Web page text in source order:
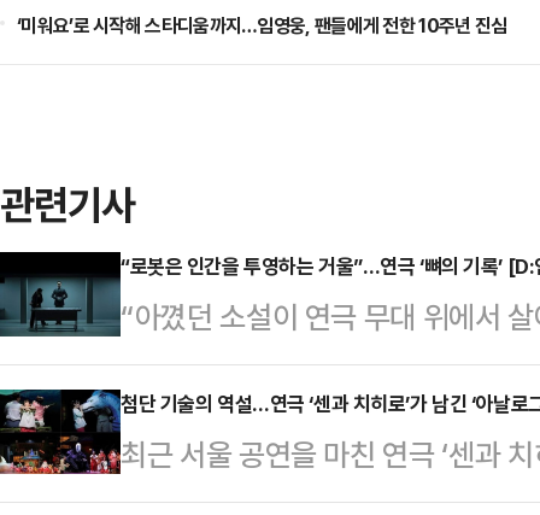
‘미워요’로 시작해 스타디움까지…임영웅, 팬들에게 전한 10주년 진심
관련기사
“로봇은 인간을 투영하는 거울”…연극 ‘뼈의 기록’
“아꼈던 소설이 연극 무대 위에서
을 만큼 벅참이 느껴져요.”(천선란
으로 ‘밤에 찾아오는 구원자’를 무
가 ‘뼈의 기록’으로 다시 만났다. 스
만남은 작가의 상상력 속에만 존재
첨단 기술의 역설…연극 ‘센과 치히로’가 남긴 ‘아날로
최근 서울 공연을 마친 연극 ‘센과
100%를 상회하며 유료 점유율